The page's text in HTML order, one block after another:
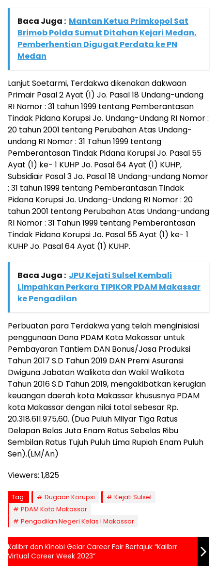
Baca Juga : Mantan Ketua Primkopol Sat
Brimob Polda Sumut Ditahan Kejari Medan,
Pemberhentian Digugat Perdata ke PN
Medan
Lanjut Soetarmi, Terdakwa dikenakan dakwaan
Primair Pasal 2 Ayat (1) Jo. Pasal 18 Undang-undang
RI Nomor : 31 tahun 1999 tentang Pemberantasan
Tindak Pidana Korupsi Jo. Undang-Undang RI Nomor :
20 tahun 2001 tentang Perubahan Atas Undang-
undang RI Nomor : 31 Tahun 1999 tentang
Pemberantasan Tindak Pidana Korupsi Jo. Pasal 55
Ayat (1) ke- 1 KUHP Jo. Pasal 64 Ayat (1) KUHP,
Subsidiair Pasal 3 Jo. Pasal 18 Undang-undang Nomor
: 31 tahun 1999 tentang Pemberantasan Tindak
Pidana Korupsi Jo. Undang-Undang RI Nomor : 20
tahun 2001 tentang Perubahan Atas Undang-undang
RI Nomor : 31 Tahun 1999 tentang Pemberantasan
Tindak Pidana Korupsi Jo. Pasal 55 Ayat (1) ke- 1
KUHP Jo. Pasal 64 Ayat (1) KUHP.
Baca Juga : JPU Kejati Sulsel Kembali
Limpahkan Perkara TIPIKOR PDAM Makassar
ke Pengadilan
Perbuatan para Terdakwa yang telah menginisiasi
penggunaan Dana PDAM Kota Makassar untuk
Pembayaran Tantiem DAN Bonus/Jasa Produksi
Tahun 2017 S.D Tahun 2019 DAN Premi Asuransi
Dwiguna Jabatan Walikota dan Wakil Walikota
Tahun 2016 S.D Tahun 2019, mengakibatkan kerugian
keuangan daerah kota Makassar khususnya PDAM
kota Makassar dengan nilai total sebesar Rp.
20.318.611.975,60. (Dua Puluh Milyar Tiga Ratus
Delapan Belas Juta Enam Ratus Sebelas Ribu
Sembilan Ratus Tujuh Puluh Lima Rupiah Enam Puluh
Sen).(LM/An)
Viewers: 1,825
Tag: Dugaan Korupsi
Kejati Sulsel
PDAM Kota Makassar
Pengadilan Negeri Kelas I Makassar
Kalibrr dan Kinobi Gelar Career Fair Bertajuk “Kalibrr
Virtual Career Week 2023”